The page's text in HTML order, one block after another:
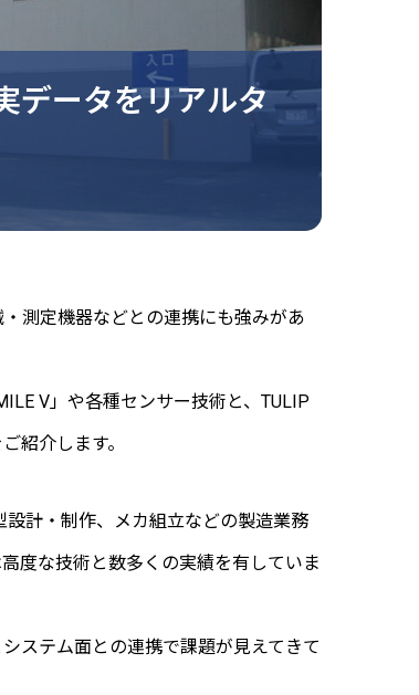
データをリアルタ
測定機器などとの連携にも強みがあ
V」や各種センサー技術と、TULIP
紹介します。
計・制作、メカ組立などの製造業務
度な技術と数多くの実績を有していま
ステム面との連携で課題が見えてきて